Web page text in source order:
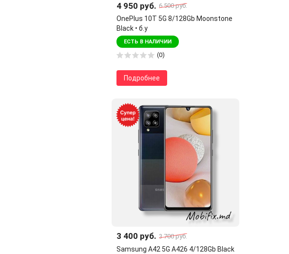
4 950 руб. 6 500 руб.
OnePlus 10T 5G 8/128Gb Moonstone
Black • б.у
ЕСТЬ В НАЛИЧИИ
(0)
Подробнее
3 400 руб. 3 700 руб.
Samsung A42 5G A426 4/128Gb Black